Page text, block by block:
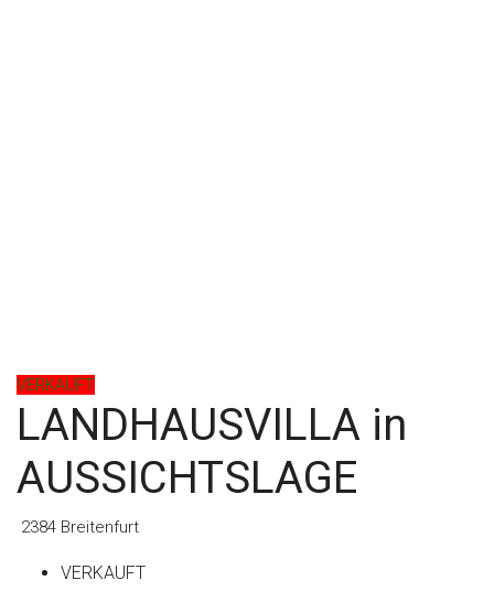
VERKAUFT
LANDHAUSVILLA in
AUSSICHTSLAGE
2384 Breitenfurt
VERKAUFT